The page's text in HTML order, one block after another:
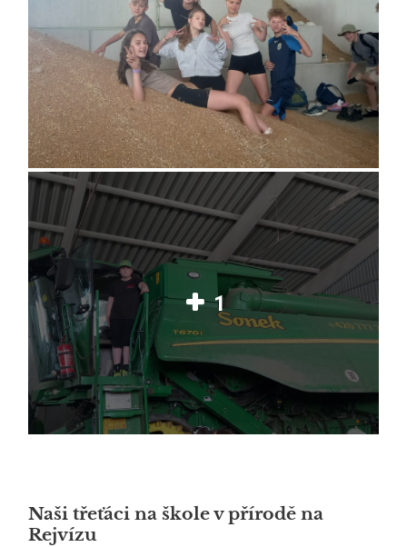
1
Naši třeťáci na škole v přírodě na
Rejvízu